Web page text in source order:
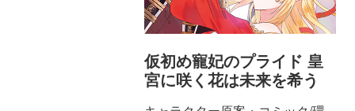
仮初め寵妃のプライド 皇
宮に咲く花は未来を希う